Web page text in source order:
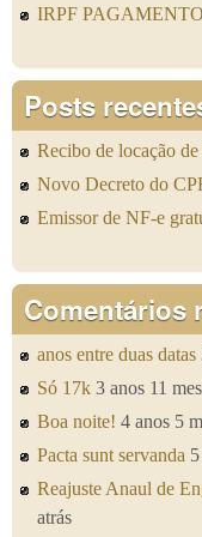
IRPF
Posts
Recibo de locação
Novo Decreto do
Emissor de NF-e
Comentários
anos entre duas datas
Só 17k 3 anos 11
Boa noite! 4 anos 5
Pacta sunt servanda
Reajuste Anaul de
atrás